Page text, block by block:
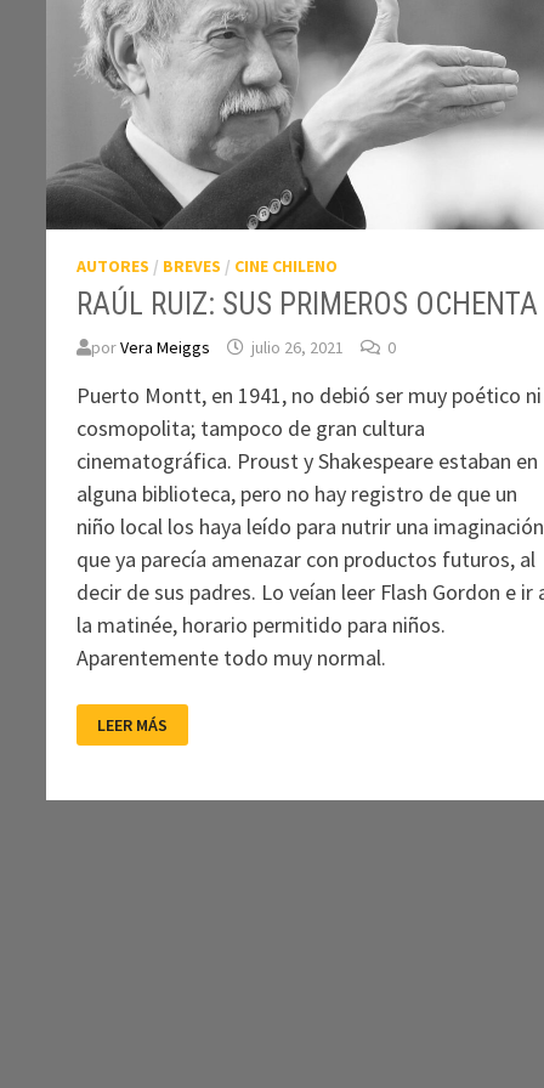
AUTORES / BREVES / CINE CHILENO
RAÚL RUIZ: SUS PRIMEROS OCHENTA
porVera Meiggs julio 26, 2021 0
Puerto Montt, en 1941, no debió ser muy poético ni
cosmopolita; tampoco de gran cultura
cinematográfica. Proust y Shakespeare estaban en
alguna biblioteca, pero no hay registro de que un
niño local los haya leído para nutrir una imaginación
que ya parecía amenazar con productos futuros, al
decir de sus padres. Lo veían leer Flash Gordon e ir
la matinée, horario permitido para niños.
Aparentemente todo muy normal.
RUIZ:
SUS
LEER MÁS